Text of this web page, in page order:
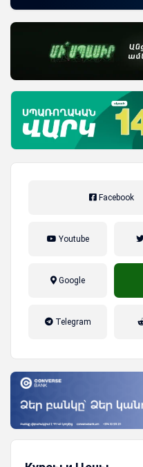
Facebook
Youtube
Google
Telegram